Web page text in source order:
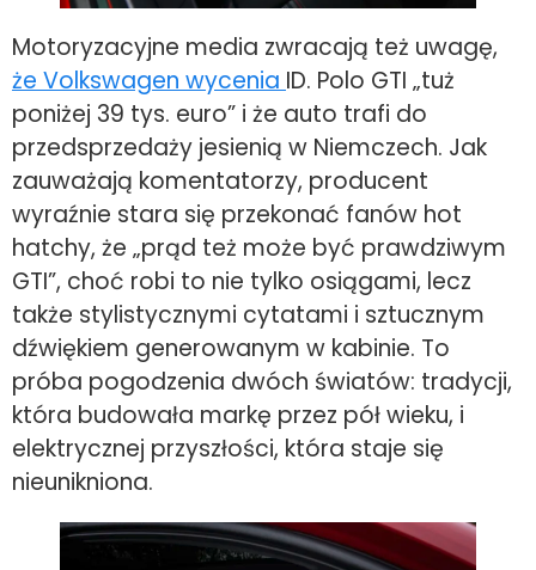
Motoryzacyjne media zwracają też uwagę,
że Volkswagen wycenia ID. Polo GTI „tuż
poniżej 39 tys. euro” i że auto trafi do
przedsprzedaży jesienią w Niemczech. Jak
zauważają komentatorzy, producent
wyraźnie stara się przekonać fanów hot
hatchy, że „prąd też może być prawdziwym
GTI”, choć robi to nie tylko osiągami, lecz
także stylistycznymi cytatami i sztucznym
dźwiękiem generowanym w kabinie. To
próba pogodzenia dwóch światów: tradycji,
która budowała markę przez pół wieku, i
elektrycznej przyszłości, która staje się
nieunikniona.